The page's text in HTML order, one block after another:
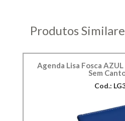
Produtos
Agenda Lisa Fosca
Sem
Cod.: